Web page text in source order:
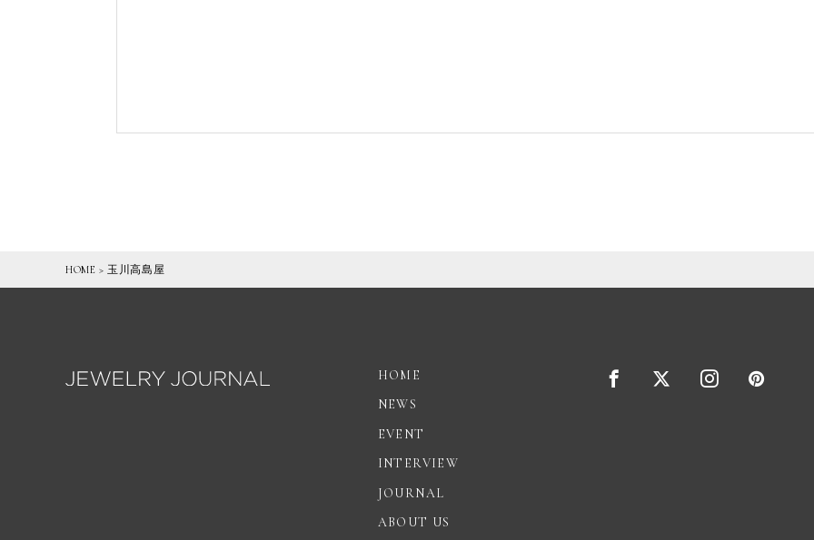
HOME > 玉川高島屋
HOME
NEWS
EVENT
INTERVIEW
JOURNAL
ABOUT US